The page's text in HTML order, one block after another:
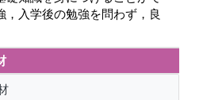
，入学後の勉強を問わず，良